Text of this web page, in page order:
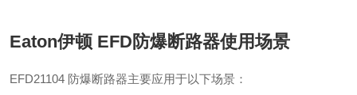
Eaton伊顿 EFD防爆断路器使用场景
EFD21104 防爆断路器主要应用于以下场景：